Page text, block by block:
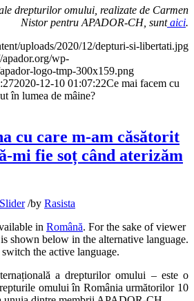
drepturilor omului, realizate de Carmen
Nistor pentru APADOR-CH, suntaici.
uploads/2020/12/depturi-si-libertati.jpg
apador.org/wp-
logo-tmp-300x159.png
2020-12-10 01:07:22Ce mai facem cu
în lumea de mâine?
cu care m-am căsătorit
mi fie soț când aterizăm
Slider /by Rasista
in Română. For the sake of viewer
shown below in the alternative language.
the active language.
a drepturilor omului – este o
omului în România următorilor 10